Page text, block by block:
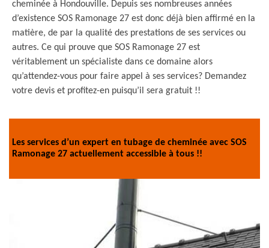
cheminée à Hondouville. Depuis ses nombreuses années
d’existence SOS Ramonage 27 est donc déjà bien affirmé en la
matière, de par la qualité des prestations de ses services ou
autres. Ce qui prouve que SOS Ramonage 27 est
véritablement un spécialiste dans ce domaine alors
qu’attendez-vous pour faire appel à ses services? Demandez
votre devis et profitez-en puisqu’il sera gratuit !!
Les services d’un expert en tubage de cheminée avec SOS
Ramonage 27 actuellement accessible à tous !!